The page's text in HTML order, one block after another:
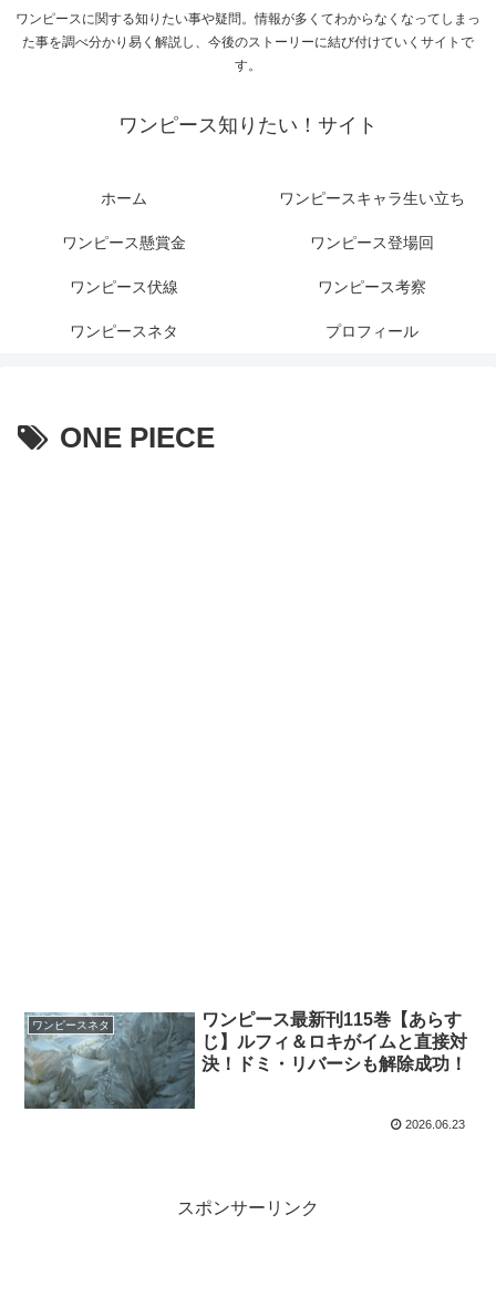
ワンピースに関する知りたい事や疑問。情報が多くてわからなくなってしまっ
た事を調べ分かり易く解説し、今後のストーリーに結び付けていくサイトで
す。
ワンピース知りたい！サイト
ホーム ワンピースキャラ生い立ち
ワンピース懸賞金 ワンピース登場回
ワンピース伏線 ワンピース考察
ワンピースネタ プロフィール
ONE PIECE
ワンピースネタ
ワンピース最新刊115巻【あらす
じ】ルフィ＆ロキがイムと直接対
決！ドミ・リバーシも解除成功！
2026.06.23
スポンサーリンク